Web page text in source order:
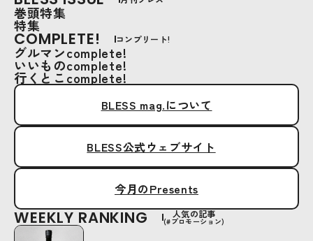
巻頭特集
特集
COMPLETE! コンプリート!
グルマンcomplete!
いいものcomplete!
行くとこcomplete!
BLESS mag.について
BLESS公式ウェブサイト
今月のPresents
WEEKLY RANKING 人気の記事
(#プロモーション)